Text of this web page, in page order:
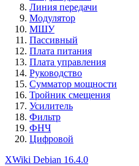
Линия передачи
Модулятор
МШУ
Пассивный
Плата питания
Плата управления
Руководство
Сумматор мощности
Тройник смещения
Усилитель
Фильтр
ФНЧ
Цифровой
XWiki Debian 16.4.0